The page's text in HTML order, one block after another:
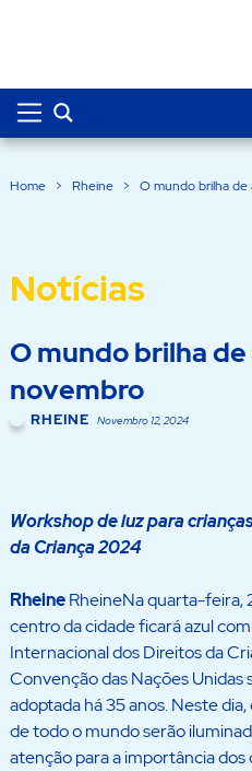
Home > Rheine > O mundo brilha
Notícias
O mundo brilha de
novembro
RHEINE Novembro 12, 2024
Workshop de luz para
da Criança 2024
RheineRheineNa quarta-feira,
centro da cidade ficará azul
Internacional dos Direitos da
Convenção das Nações Unidas
adoptada há 35 anos. Neste
de todo o mundo serão
atenção para a importância dos